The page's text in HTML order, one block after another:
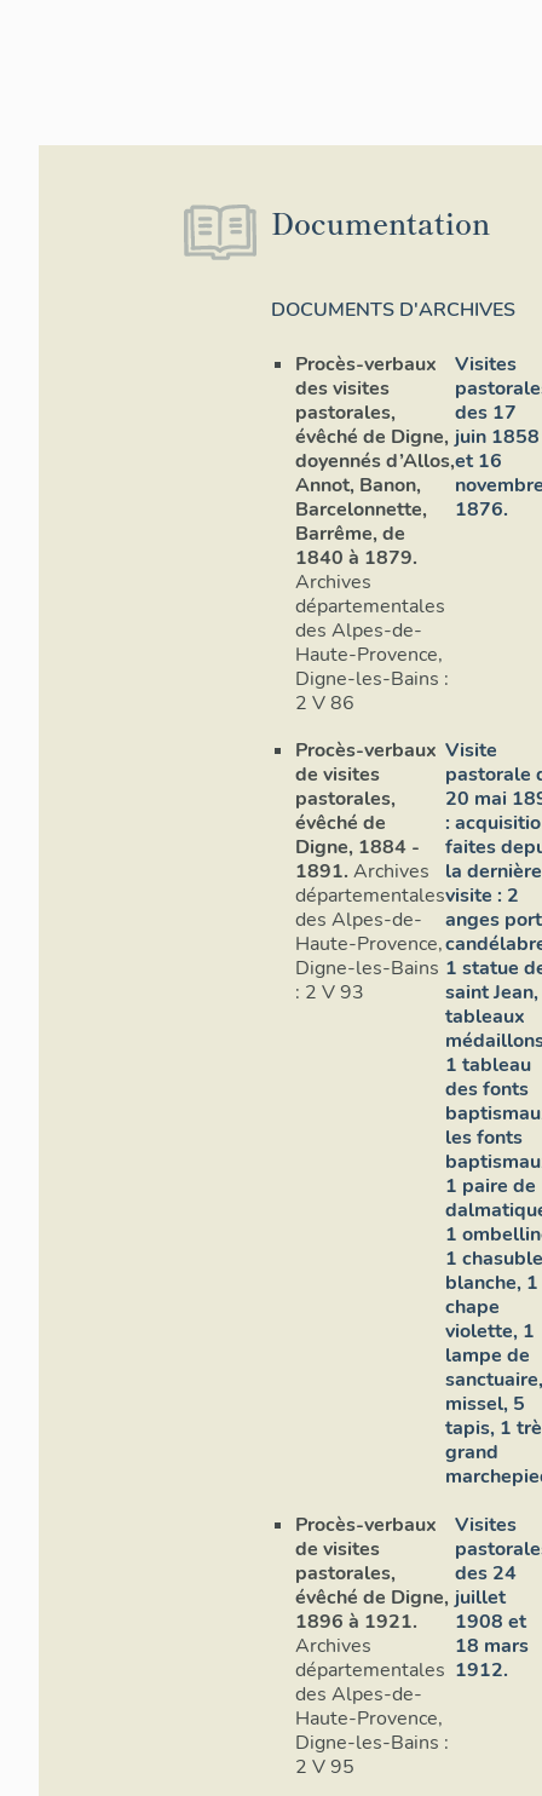
Documentation
DOCUMENTS D'ARCHIVES
Procès-verbaux
des visites
pastorales,
évêché de Digne,
doyennés d’Allos,
Annot, Banon,
Barcelonnette,
Barrême, de
1840 à 1879.
Archives
départementales
des Alpes-de-
Haute-Provence,
Digne-les-Bains :
2 V 86
Visites
des 17
juin 1858
et 16
1876.
Procès-verbaux
de visites
pastorales,
évêché de
Digne, 1884 -
1891. Archives
départementales
des Alpes-de-
Haute-Provence,
Digne-les-Bains
: 2 V 93
Visite
pastorale
20 mai
:
faites
la dernière
visite : 2
anges
1 statue
saint
tableaux
1 tableau
des fonts
les fonts
1 paire de
1
1 chasuble
blanche, 1
chape
violette, 1
lampe de
missel, 5
tapis, 1
grand
Procès-verbaux
de visites
pastorales,
évêché de Digne,
1896 à 1921.
Archives
départementales
des Alpes-de-
Haute-Provence,
Digne-les-Bains :
2 V 95
Visites
des 24
juillet
1908 et
18 mars
1912.